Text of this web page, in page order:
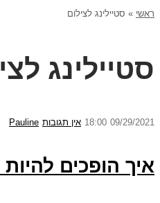
ראשי » סטיילינג לצילום
סטיילינג
09/29/2021
18:00 אין תגובות Pauline
איך הופכים